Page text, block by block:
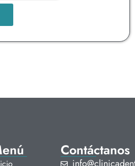
Contáctanos